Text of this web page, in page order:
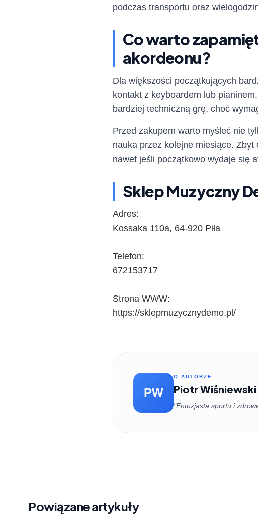
podczas transportu oraz
Co warto
akordeonu?
Dla większości początkujących
kontakt z keyboardem lub
bardziej techniczną grę, choć
Przed zakupem warto myśleć nie
nauka przez kolejne miesiące.
nawet jeśli początkowo wydaje się
Sklep Muzyczny
Adres:
Kossaka 110a, 64-920 Piła
Telefon:
672153717
Strona WWW:
https://sklepmuzycznydemo.pl/
PW
O AUTORZE
Piotr Wiśniewski
"Entuzjasta sportu i
Powiązane artykuły